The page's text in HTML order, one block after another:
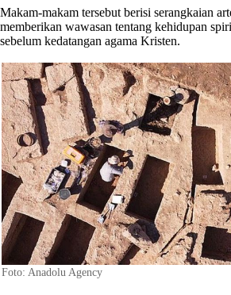
Makam-makam tersebut berisi serangkaian
memberikan wawasan tentang kehidupan
sebelum kedatangan agama Kristen.
Foto: Anadolu Agency